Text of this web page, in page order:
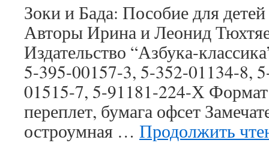
Зоки и Бада: Пособие для
Авторы Ирина и Леонид
Издательство “Азбука-
5-395-00157-3, 5-352-01134-8,
01515-7, 5-91181-224-Х
переплет, бумага офсет
остроумная … Продолжить